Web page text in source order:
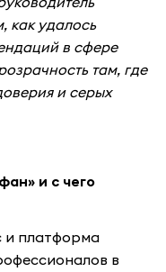
как удалось
в сфере
там, где
и серых
и с чего
и платформа
в